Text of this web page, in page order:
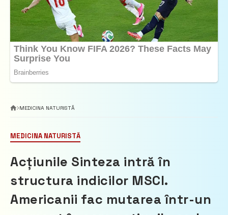
MEDICINA NATURISTĂ
MEDICINA NATURISTĂ
Acțiunile Sinteza intră în
structura indicilor MSCI.
Americanii fac mutarea într-un